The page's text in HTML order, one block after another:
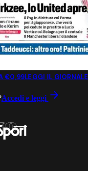
€0,99LEGGI IL GIORNALE
Accedi e leggi